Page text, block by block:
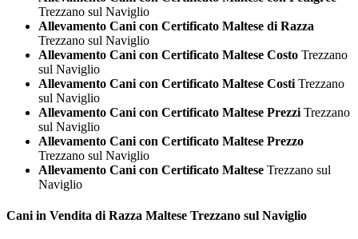
Trezzano sul Naviglio
Allevamento Cani con Certificato Maltese di Razza
Trezzano sul Naviglio
Allevamento Cani con Certificato Maltese Costo Trezzano
sul Naviglio
Allevamento Cani con Certificato Maltese Costi Trezzano
sul Naviglio
Allevamento Cani con Certificato Maltese Prezzi Trezzano
sul Naviglio
Allevamento Cani con Certificato Maltese Prezzo
Trezzano sul Naviglio
Allevamento Cani con Certificato Maltese Trezzano sul
Naviglio
Cani in Vendita di Razza Maltese Trezzano sul Naviglio